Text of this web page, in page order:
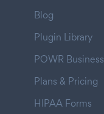
Blog
Plugin Library
POWR Business
Plans & Pricing
HIPAA Forms